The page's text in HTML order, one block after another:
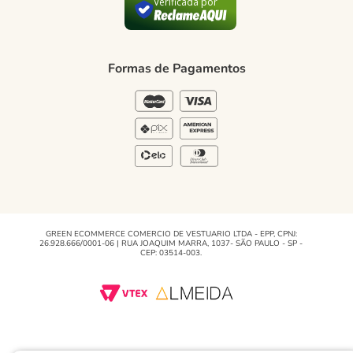
Regulamento e PromoçõesFormas de Pagamentos
GREEN ECOMMERCE COMERCIO DE VESTUARIO LTDA - EPP, CPNJ:
26.928.666/0001-06 | RUA JOAQUIM MARRA, 1037- SÃO PAULO - SP -
CEP: 03514-003.